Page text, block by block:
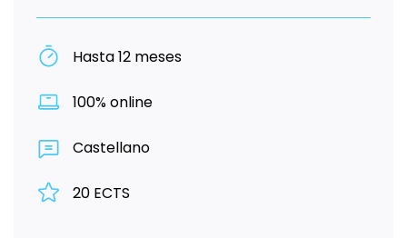
Hasta 12 meses
100% online
Castellano
20 ECTS